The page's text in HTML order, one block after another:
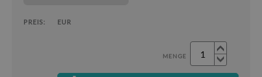
PREIS: EUR
MENGE